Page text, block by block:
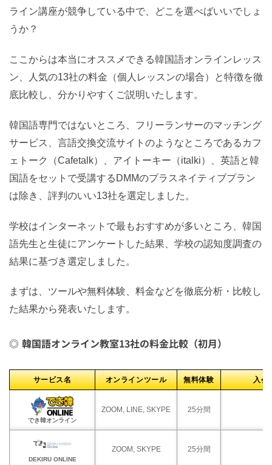
ライン講座が競争している中で、どこを選べばいいでしょ
うか？
ここからは本当にオススメできる韓国語オンラインレッス
ン、人気の13社の料金（個人レッスンの場合）と特徴を徹
底比較し、分かりやすくご説明いたします。
韓国語専門ではないところ、フリーランサーのマッチング
サービス、言語交換交流サイトのようなところであるカフ
ェトーク（Cafetalk）、アイトーキー（italki）、英語と韓
国語をセットで受講するDMMのプラスネイティブプラン
は除き、評判のいい13社を選定しました。
学校はインターネットで最もおすすめが多いところ、韓国
語先生と生徒にアンケートした結果、学校の認知度調査の
結果に基づき選定しました。
まずは、ツールや無料体験、料金などを徹底分析・比較し
た結果から発表いたします。
韓国語オンライン教室13社の料金比較（初月）
サービス名 オンラインツール 無料体験 入会
でき韓オンライン
ZOOM, LINE, SKYPE 25分間
DEKIRU ONLINE
ZOOM, SKYPE 25分間